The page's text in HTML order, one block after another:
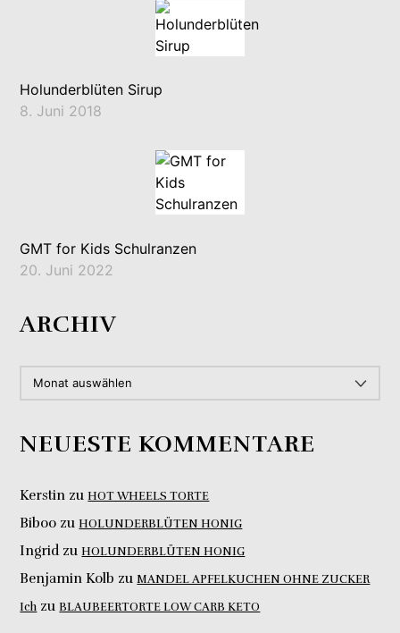
Holunderblüten Sirup
8. Juni 2018
GMT for Kids Schulranzen
20. Juni 2022
ARCHIV
NEUESTE KOMMENTARE
Kerstin zuHOT WHEELS TORTE
Biboo zuHOLUNDERBLÜTEN HONIG
IngridzuHOLUNDERBLÜTEN HONIG
Benjamin Kolb zuMANDEL APFELKUCHEN OHNE ZUCKER
Ich zuBLAUBEERTORTE LOW CARB KETO